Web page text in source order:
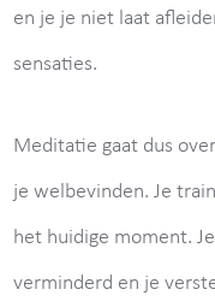
en je je niet laat
sensaties.
Meditatie gaat dus
je welbevinden. Je
het huidige moment.
verminderd en je